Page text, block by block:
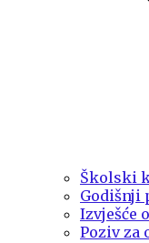
Školski
Godišnji
Izvješće
Poziv za